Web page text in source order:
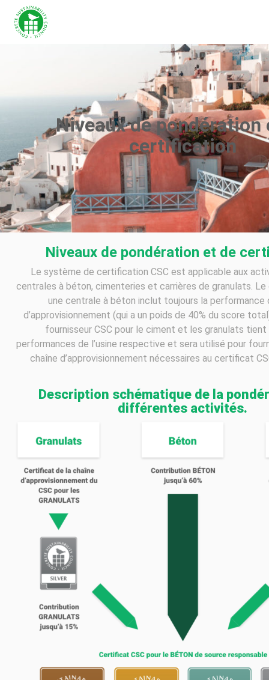
Niveaux de pondération
certification
Niveaux de pondération et de
Le système de certification CSC est applicable aux
centrales à béton, cimenteries et carrières de granulats.
une centrale à béton inclut toujours la performance
d’approvisionnement (qui a un poids de 40% du score
fournisseur CSC pour le ciment et les granulats
performances de l’usine respective et sera utilisé pour
chaîne d’approvisionnement nécessaires au certificat
Description schématique de la
différentes activités.